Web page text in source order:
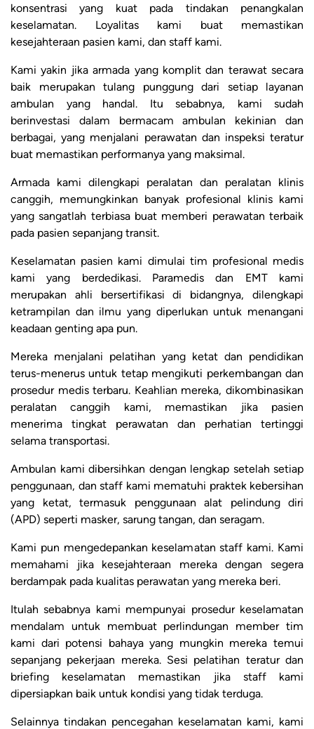
konsentrasi yang kuat pada tindakan penangkalan
keselamatan. Loyalitas kami buat memastikan
kesejahteraan pasien kami, dan staff kami.
Kami yakin jika armada yang komplit dan terawat secara
baik merupakan tulang punggung dari setiap layanan
ambulan yang handal. Itu sebabnya, kami sudah
berinvestasi dalam bermacam ambulan kekinian dan
berbagai, yang menjalani perawatan dan inspeksi teratur
buat memastikan performanya yang maksimal.
Armada kami dilengkapi peralatan dan peralatan klinis
canggih, memungkinkan banyak profesional klinis kami
yang sangatlah terbiasa buat memberi perawatan terbaik
pada pasien sepanjang transit.
Keselamatan pasien kami dimulai tim profesional medis
kami yang berdedikasi. Paramedis dan EMT kami
merupakan ahli bersertifikasi di bidangnya, dilengkapi
ketrampilan dan ilmu yang diperlukan untuk menangani
keadaan genting apa pun.
Mereka menjalani pelatihan yang ketat dan pendidikan
terus-menerus untuk tetap mengikuti perkembangan dan
prosedur medis terbaru. Keahlian mereka, dikombinasikan
peralatan canggih kami, memastikan jika pasien
menerima tingkat perawatan dan perhatian tertinggi
selama transportasi.
Ambulan kami dibersihkan dengan lengkap setelah setiap
penggunaan, dan staff kami mematuhi praktek kebersihan
yang ketat, termasuk penggunaan alat pelindung diri
(APD) seperti masker, sarung tangan, dan seragam.
Kami pun mengedepankan keselamatan staff kami. Kami
memahami jika kesejahteraan mereka dengan segera
berdampak pada kualitas perawatan yang mereka beri.
Itulah sebabnya kami mempunyai prosedur keselamatan
mendalam untuk membuat perlindungan member tim
kami dari potensi bahaya yang mungkin mereka temui
sepanjang pekerjaan mereka. Sesi pelatihan teratur dan
briefing keselamatan memastikan jika staff kami
dipersiapkan baik untuk kondisi yang tidak terduga.
Selainnya tindakan pencegahan keselamatan kami, kami